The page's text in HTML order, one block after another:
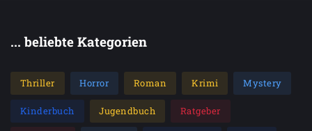
... beliebte Kategorien
Thriller Horror Roman Krimi Mystery
Kinderbuch Jugendbuch Ratgeber